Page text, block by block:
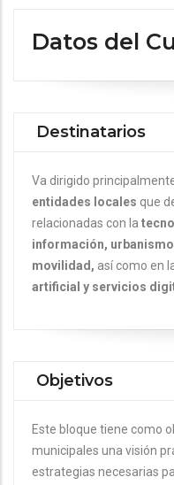
Datos del
Destinatarios
Va dirigido
entidades locales que
relacionadas con la
información,
movilidad, así como en
artificial y servicios
Objetivos
Este bloque tiene como
municipales una visión
estrategias necesarias